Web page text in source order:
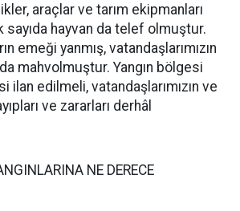
araçlar ve tarım ekipmanları
sayıda hayvan da telef olmuştur.
emeği yanmış, vatandaşlarımızın
mahvolmuştur. Yangın bölgesi
ilan edilmeli, vatandaşlarımızın ve
ve zararları derhâl
NE DERECE